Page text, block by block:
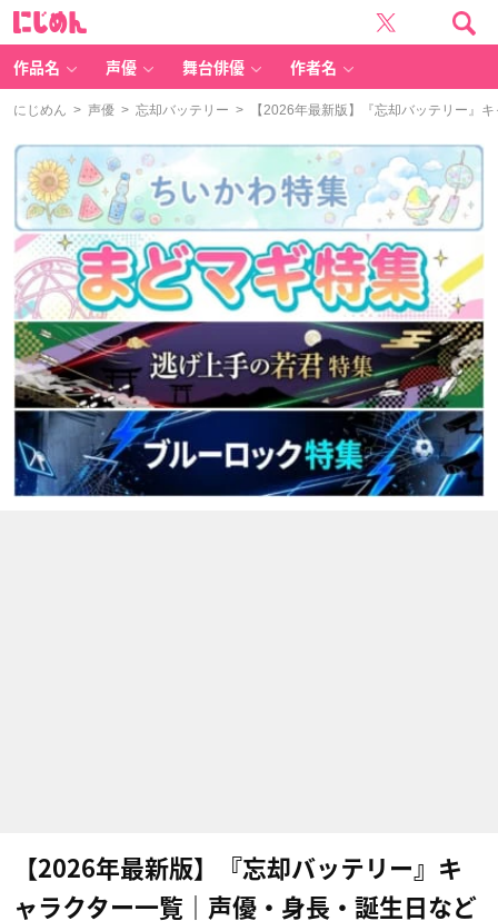
作品名 声優 舞台俳優 作者名
にじめん > 声優 > 忘却バッテリー > 【2026年最新版】『忘却バッテリー』
【2026年最新版】『忘却バッテリー』キ
ャラクター一覧｜声優・身長・誕生日など